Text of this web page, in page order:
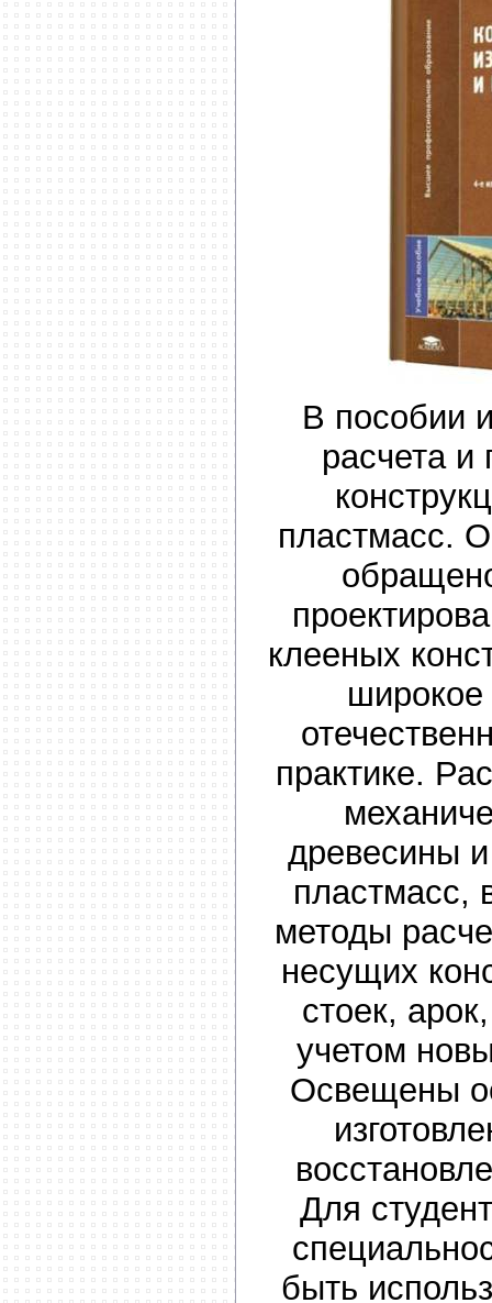
В пособии
расчета и
пластмасс.
клееных
практике.
древесины
пластмасс,
методы
несущих
стоек,
учетом
Освещены
Для
быть